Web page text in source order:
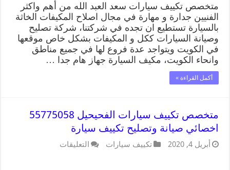
متخصص تكييف سيارات سعد العبد الله من أهم واكثر
الفنيين جدارة و مهارة في مجال اصلاح المكيفات الخاثة
بالسيارة تستطيع ان تجده في شركتنا، شركة تصليح
وصيانة السيارات ككل و المكيفات بشكل خاص موقعها
في الكويت ويتواجد عدة فروع لها في جميع مناطق
وانحاء الكويت، مكيف السيارة جهاز هام جدا …
أكمل القراءة »
متخصص تكييف سيارات الفحيحيل 55775058
اخصائي صيانة وتصليح تكييف سيارة
أبريل 4, 2020 تكييف سيارات التعليقات